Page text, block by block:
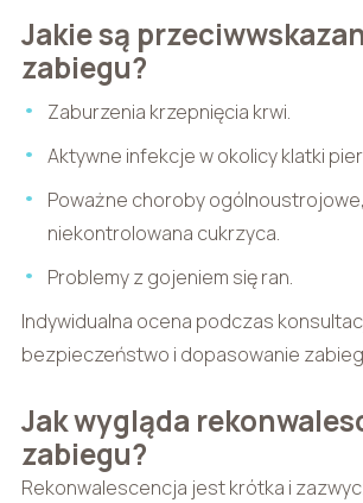
Jakie są
zabiegu?
Zaburzenia krzepnięcia krwi.
Aktywne infekcje w okolicy klatki
Poważne choroby
niekontrolowana cukrzyca.
Problemy z gojeniem się ran.
Indywidualna ocena podczas
bezpieczeństwo i dopasowanie
Jak wygląda
zabiegu?
Rekonwalescencja jest krótka i